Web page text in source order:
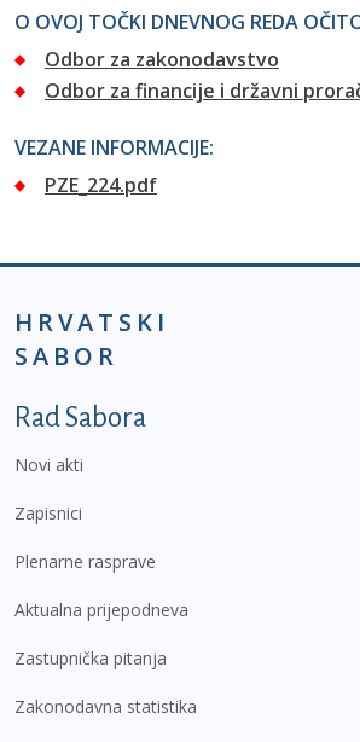
O OVOJ TOČKI DNEVNOG REDA
Odbor za zakonodavstvo
Odbor za financije i državni
VEZANE INFORMACIJE:
PZE_224.pdf
HRVATSKI
SABOR
Podnožje prvi izbornik
Rad Sabora
Novi akti
Zapisnici
Plenarne rasprave
Aktualna prijepodneva
Zastupnička pitanja
Zakonodavna statistika